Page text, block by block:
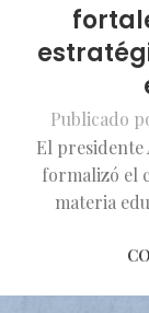
Publicado
El
formalizó el
materia